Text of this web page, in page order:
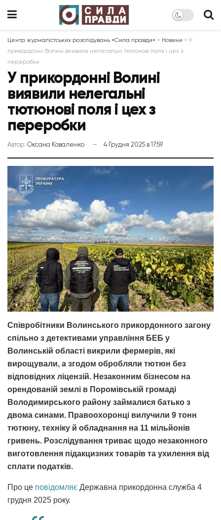
Центр журналістських розслідувань «Сила правди» > Новини > У
прикордонні Волині виявили нелегальні тютюнові поля і цех з
переробки
У прикордонні Волині
виявили нелегальні
тютюнові поля і цех з
переробки
Автор: Оксана Коваленко 4 Грудня 2025 в 17:59
Співробітники Волинського прикордонного загону
спільно з детективами управління БЕБ у
Волинській області викрили фермерів, які
вирощували, а згодом обробляли тютюн без
відповідних ліцензій. Незаконним бізнесом на
орендованій землі в Поромівській громаді
Володимирського району займалися батько з
двома синами. Правоохоронці вилучили 9 тонн
тютюну, техніку й обладнання на 11 мільйонів
гривень. Розслідування триває щодо незаконного
виготовлення підакцизних товарів та ухилення від
сплати податків.
Про це повідомляє Державна прикордонна служба 4
грудня 2025 року.